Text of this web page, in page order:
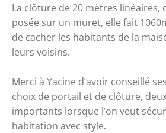
La clôture de 20 mètres linéaires,
posée sur un muret, elle fait
de cacher les habitants de la
leurs voisins.
Merci à Yacine d’avoir conseillé
choix de portail et de clôture,
importants lorsque l’on veut
habitation avec style.